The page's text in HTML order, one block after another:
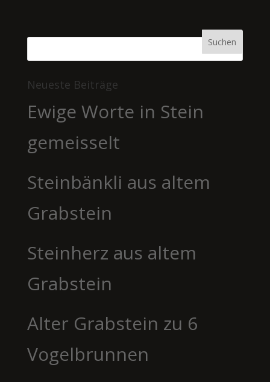
Neueste Beiträge
Ewige Worte in Stein
gemeisselt
Steinbänkli aus altem
Grabstein
Steinherz aus altem
Grabstein
Alter Grabstein zu 6
Vogelbrunnen